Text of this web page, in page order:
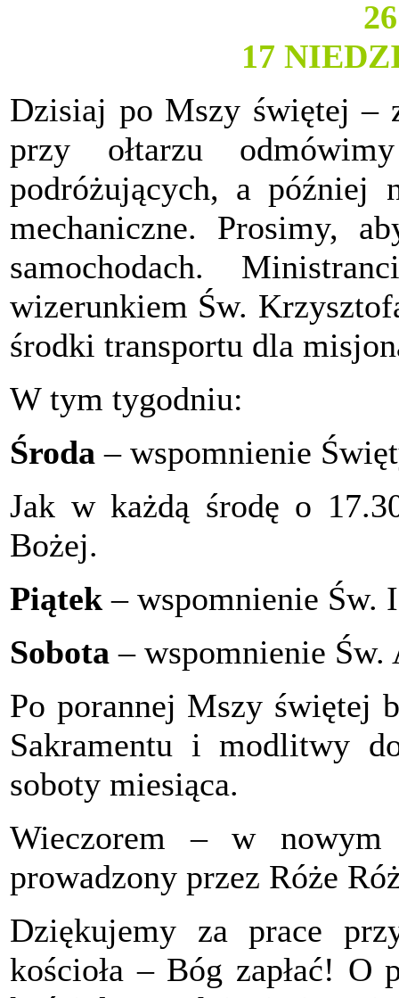
17
Dzisiaj po Mszy świętej –
przy ołtarzu
podróżujących, a później
mechaniczne. Prosimy,
samochodach.
wizerunkiem Św.
środki transportu dla
W tym tygodniu:
Środa – wspomnienie
Jak w każdą środę o
Bożej.
Piątek – wspomnienie Św.
Sobota – wspomnienie
Po porannej Mszy świętej
Sakramentu i modlitwy
soboty miesiąca.
Wieczorem – w
prowadzony przez Róże
Dziękujemy za prace
kościoła – Bóg zapłać! O